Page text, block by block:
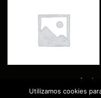
Cartas para Hostelería
Utilizamos cookies